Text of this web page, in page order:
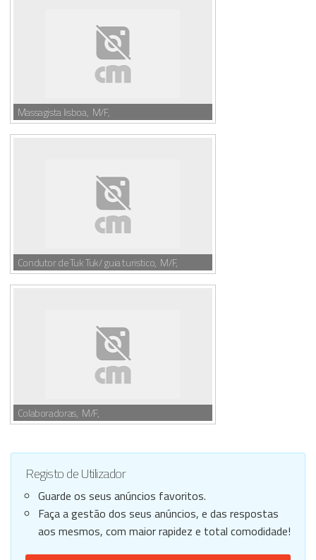
Massagista lisboa, M/F,
Condutor de Tuk Tuk/ guia turistico, M/F,
Colaboradoras, M/F,
Registo de Utilizador
Guarde os seus anúncios favoritos.
Faça a gestão dos seus anúncios, e das respostas
aos mesmos, com maior rapidez e total comodidade!